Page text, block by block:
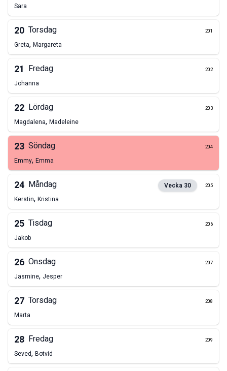
Sara
20 Torsdag 201
Greta, Margareta
21 Fredag 202
Johanna
22 Lördag 203
Magdalena, Madeleine
23 Söndag 204
Emmy, Emma
24 Måndag Vecka 30 205
Kerstin, Kristina
25 Tisdag 206
Jakob
26 Onsdag 207
Jasmine, Jesper
27 Torsdag 208
Marta
28 Fredag 209
Seved, Botvid